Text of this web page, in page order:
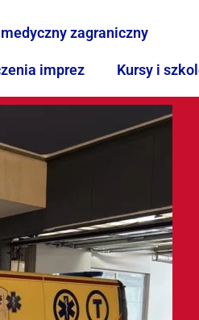
zagraniczny
imprez Kursy i